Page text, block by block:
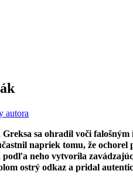
autora
sa ohradil voči falošným
napriek tomu, že ochorel
podľa neho vytvorila
ostrý odkaz a pridal